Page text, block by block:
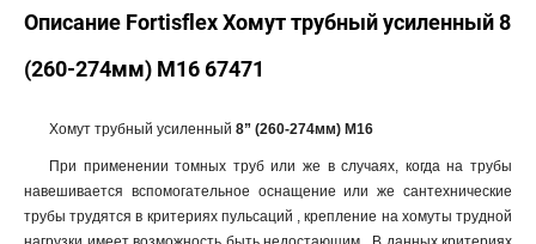
Описание Fortisflex Хомут трубный усиленный 8
(260-274мм) M16 67471
Хомут трубный усиленный 8” (260-274мм) M16
При применении томных труб или же в случаях, когда на трубы
навешивается вспомогательное оснащение или же сантехнические
трубы трудятся в критериях пульсаций , крепление на хомуты трудной